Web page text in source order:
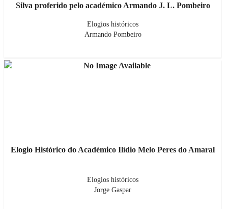
Silva proferido pelo académico Armando J. L. Pombeiro
Elogios históricos
Armando Pombeiro
Elogio Histórico do Académico Ilídio Melo Peres do Amaral
Elogios históricos
Jorge Gaspar